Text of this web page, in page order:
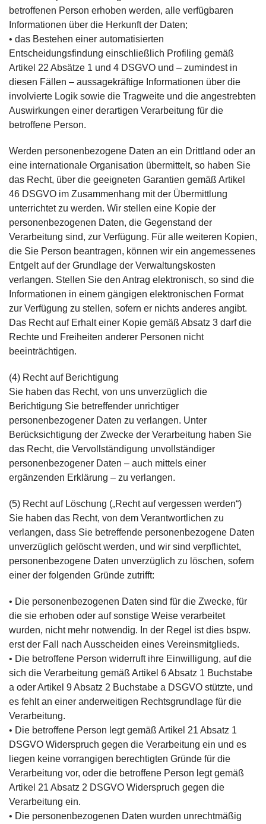
betroffenen Person erhoben werden, alle verfügbaren
Informationen über die Herkunft der Daten;
• das Bestehen einer automatisierten
Entscheidungsfindung einschließlich Profiling gemäß
Artikel 22 Absätze 1 und 4 DSGVO und – zumindest in
diesen Fällen – aussagekräftige Informationen über die
involvierte Logik sowie die Tragweite und die angestrebten
Auswirkungen einer derartigen Verarbeitung für die
betroffene Person.
Werden personenbezogene Daten an ein Drittland oder an
eine internationale Organisation übermittelt, so haben Sie
das Recht, über die geeigneten Garantien gemäß Artikel
46 DSGVO im Zusammenhang mit der Übermittlung
unterrichtet zu werden. Wir stellen eine Kopie der
personenbezogenen Daten, die Gegenstand der
Verarbeitung sind, zur Verfügung. Für alle weiteren Kopien,
die Sie Person beantragen, können wir ein angemessenes
Entgelt auf der Grundlage der Verwaltungskosten
verlangen. Stellen Sie den Antrag elektronisch, so sind die
Informationen in einem gängigen elektronischen Format
zur Verfügung zu stellen, sofern er nichts anderes angibt.
Das Recht auf Erhalt einer Kopie gemäß Absatz 3 darf die
Rechte und Freiheiten anderer Personen nicht
beeinträchtigen.
(4) Recht auf Berichtigung
Sie haben das Recht, von uns unverzüglich die
Berichtigung Sie betreffender unrichtiger
personenbezogener Daten zu verlangen. Unter
Berücksichtigung der Zwecke der Verarbeitung haben Sie
das Recht, die Vervollständigung unvollständiger
personenbezogener Daten – auch mittels einer
ergänzenden Erklärung – zu verlangen.
(5) Recht auf Löschung („Recht auf vergessen werden“)
Sie haben das Recht, von dem Verantwortlichen zu
verlangen, dass Sie betreffende personenbezogene Daten
unverzüglich gelöscht werden, und wir sind verpflichtet,
personenbezogene Daten unverzüglich zu löschen, sofern
einer der folgenden Gründe zutrifft:
• Die personenbezogenen Daten sind für die Zwecke, für
die sie erhoben oder auf sonstige Weise verarbeitet
wurden, nicht mehr notwendig. In der Regel ist dies bspw.
erst der Fall nach Ausscheiden eines Vereinsmitglieds.
• Die betroffene Person widerruft ihre Einwilligung, auf die
sich die Verarbeitung gemäß Artikel 6 Absatz 1 Buchstabe
a oder Artikel 9 Absatz 2 Buchstabe a DSGVO stützte, und
es fehlt an einer anderweitigen Rechtsgrundlage für die
Verarbeitung.
• Die betroffene Person legt gemäß Artikel 21 Absatz 1
DSGVO Widerspruch gegen die Verarbeitung ein und es
liegen keine vorrangigen berechtigten Gründe für die
Verarbeitung vor, oder die betroffene Person legt gemäß
Artikel 21 Absatz 2 DSGVO Widerspruch gegen die
Verarbeitung ein.
• Die personenbezogenen Daten wurden unrechtmäßig